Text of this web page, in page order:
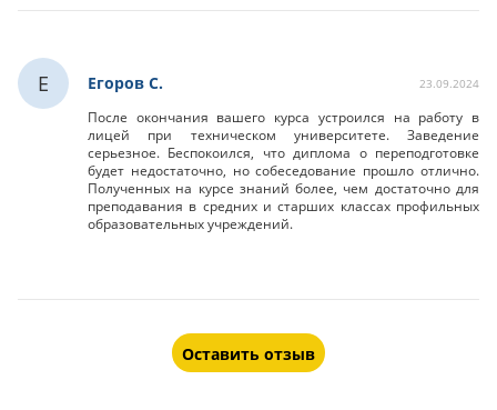
Е Егоров С. 23.09.2024
После окончания вашего курса устроился на работу в
лицей при техническом университете. Заведение
серьезное. Беспокоился, что диплома о переподготовке
будет недостаточно, но собеседование прошло отлично.
Полученных на курсе знаний более, чем достаточно для
преподавания в средних и старших классах профильных
образовательных учреждений.
Оставить отзыв